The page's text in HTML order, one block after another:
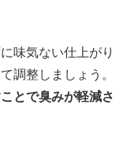
味気ない仕上がり
調整しましょう。
とで臭みが軽減さ